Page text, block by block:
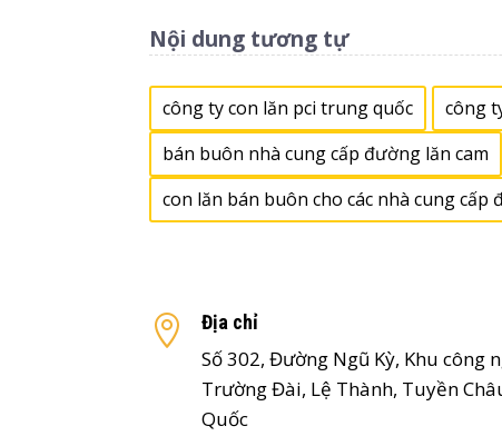
Nội dung tương tự
công ty con lăn pci trung quốc công
bán buôn nhà cung cấp đường lăn cam
con lăn bán buôn cho các nhà cung cấp
 Địa chỉ
Số 302, Đường Ngũ Kỳ, Khu công
Trường Đài, Lệ Thành, Tuyền
Quốc